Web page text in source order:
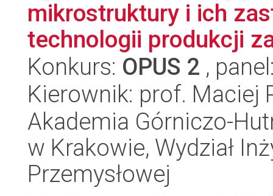
mikrostruktury i ich
technologii produkcji
Konkurs: OPUS 2 ,
Kierownik: prof. Maciej
Akademia Górniczo-
w Krakowie, Wydział
Przemysłowej